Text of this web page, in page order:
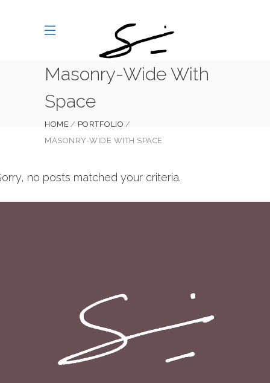
Masonry-Wide With
Space
HOME
PORTFOLIO
MASONRY-WIDE WITH SPACE
no posts matched your criteria.